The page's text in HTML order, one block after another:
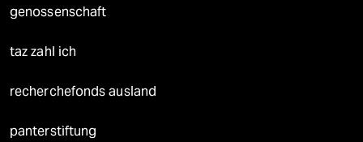
genossenschaft
taz zahl ich
recherchefonds ausland
panterstiftung